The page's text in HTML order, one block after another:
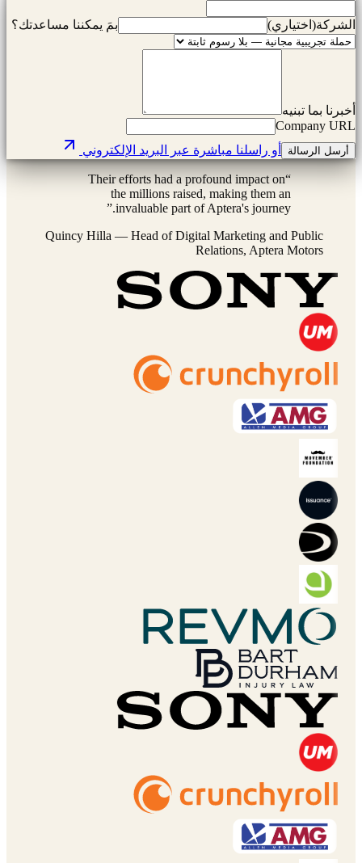
الشركة(اختياري) بمَ يمكننا مساعدتك؟
أخبرنا بما تبنيه
Company URL
أرسل الرسالة أو راسلنا مباشرة عبر البريد الإلكتروني
“
Their efforts had a profound impact on
the millions raised, making them an
invaluable part of Aptera's journey.
”
Quincy Hilla —Head of Digital Marketing and Public
Relations, Aptera Motors